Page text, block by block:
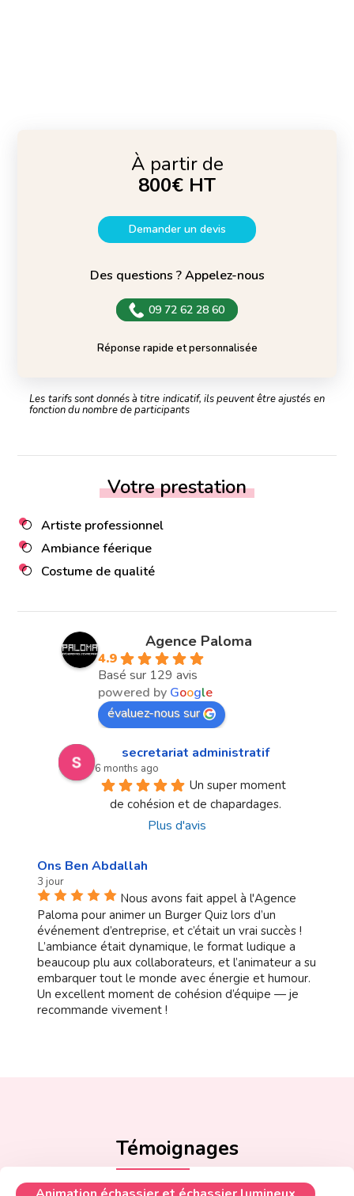
À partir de
800€ HT
Demander un devis
Des questions ? Appelez-nous
09 72 62 28 60
Réponse rapide et personnalisée
Les tarifs sont donnés à titre indicatif, ils peuvent être ajustés en
fonction du nombre de participants
Votre prestation
Artiste professionnel
Ambiance féerique
Costume de qualité
Agence Paloma
4.9
Basé sur 129 avis
powered by Google
évaluez-nous sur
secretariat administratif
6 months ago
Un super moment
de cohésion et de chapardages.
Plus d'avis
Ons Ben Abdallah
3 jour
Nous avons fait appel à l'Agence
Paloma pour animer un Burger Quiz lors d’un
événement d’entreprise, et c’était un vrai succès !
L’ambiance était dynamique, le format ludique a
beaucoup plu aux collaborateurs, et l’animateur a su
embarquer tout le monde avec énergie et humour.
Un excellent moment de cohésion d’équipe — je
recommande vivement !
Témoignages